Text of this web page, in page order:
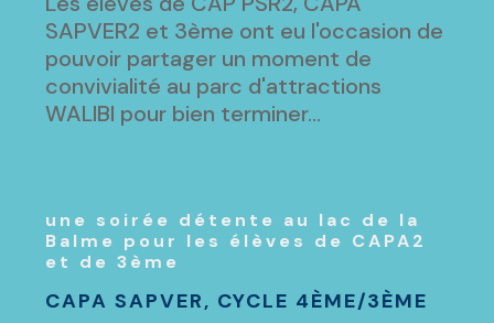
SAPVER2 et 3ème ont eu l'occasion de
pouvoir partager un moment de
convivialité au parc d'attractions
WALIBI pour bien terminer...
une soirée détente au lac de la
Balme pour les élèves de CAPA2
et de 3ème
CAPA SAPVER, CYCLE 4ÈME/3ÈME